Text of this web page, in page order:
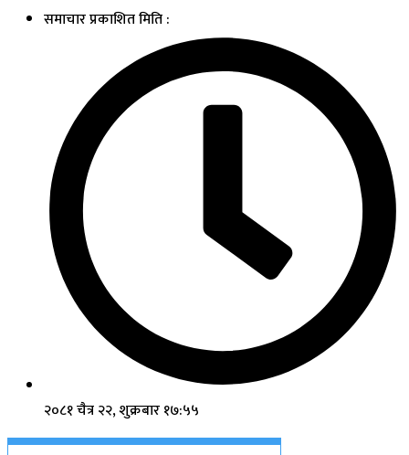
समाचार प्रकाशित मिति :
२०८१ चैत्र २२, शुक्रबार १७:५५